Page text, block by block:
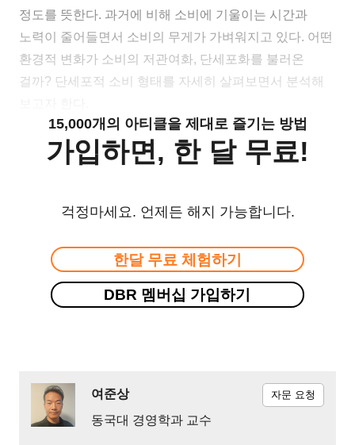
정도를 뜻한다. 과거에 비해 소비에 기울이는 시간과
노력이 줄어들면서 소비의 무게가 가벼워지고 있다. 어떤
환경적 변화가 소비의 저관여화, 단세포화를 불러온
걸까? 단세포적 소비 형태를 자세히 살펴보면서 분석해
15,000개의 아티클을 제대로 즐기는 방법
가입하면, 한 달 무료!
걱정마세요. 언제든 해지 가능합니다.
한달 무료 체험하기
DBR 멤버십 가입하기
여준상
동국대 경영학과 교수
자문 요청